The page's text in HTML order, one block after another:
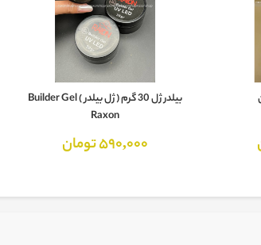
بیلدر ژل 30 گرم ( ژل بیلدر ) Builder Gel
Raxon
590,000 تومان